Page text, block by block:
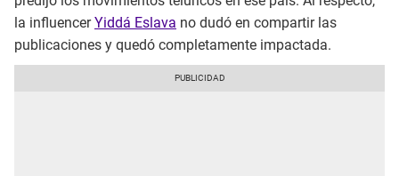
la influencerYiddá Eslava no dudó en compartir las
publicaciones y quedó completamente impactada.